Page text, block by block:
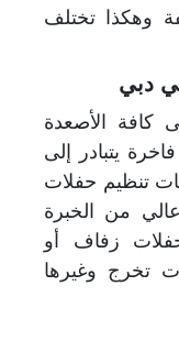
وهكذا تختلف
دبي
كافة الأصعدة
يتبادر إلى
تنظيم حفلات
من الخبرة
زفاف أو
تخرج وغيرها